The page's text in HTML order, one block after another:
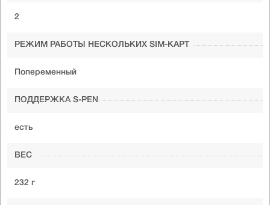
2
РЕЖИМ РАБОТЫ НЕСКОЛЬКИХ SIM-КАРТ
Попеременный
ПОДДЕРЖКА S-PEN
есть
ВЕС
232 г